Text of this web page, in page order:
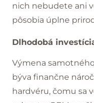
nich nebudete ani
pôsobia úplne
Dlhodobá
Výmena
býva finančne
hardvéru, čomu sa